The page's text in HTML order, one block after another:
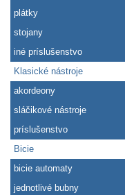
plátky
stojany
iné príslušenstvo
Klasické nástroje
akordeony
sláčikové nástroje
príslušenstvo
Bicie
bicie automaty
jednotlivé bubny